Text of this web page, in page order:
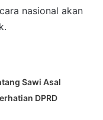
nasional akan
Sawi Asal
DPRD